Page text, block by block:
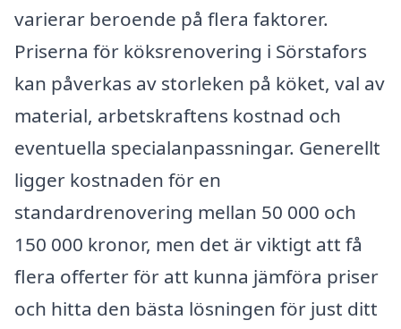
varierar beroende på flera faktorer.
Priserna för köksrenovering i Sörstafors
kan påverkas av storleken på köket, val av
material, arbetskraftens kostnad och
eventuella specialanpassningar. Generellt
ligger kostnaden för en
standardrenovering mellan 50 000 och
150 000 kronor, men det är viktigt att få
flera offerter för att kunna jämföra priser
och hitta den bästa lösningen för just ditt